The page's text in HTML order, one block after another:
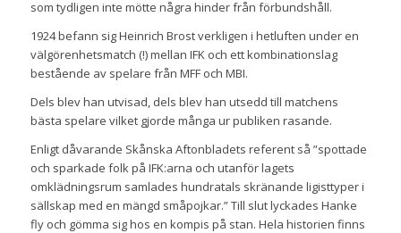
som tydligen inte mötte några hinder från förbundshåll.
1924 befann sig Heinrich Brost verkligen i hetluften under en
välgörenhetsmatch (!) mellan IFK och ett kombinationslag
bestående av spelare från MFF och MBI.
Dels blev han utvisad, dels blev han utsedd till matchens
bästa spelare vilket gjorde många ur publiken rasande.
Enligt dåvarande Skånska Aftonbladets referent så ”spottade
och sparkade folk på IFK:arna och utanför lagets
omklädningsrum samlades hundratals skränande ligisttyper i
sällskap med en mängd småpojkar.” Till slut lyckades Hanke
fly och gömma sig hos en kompis på stan. Hela historien finns